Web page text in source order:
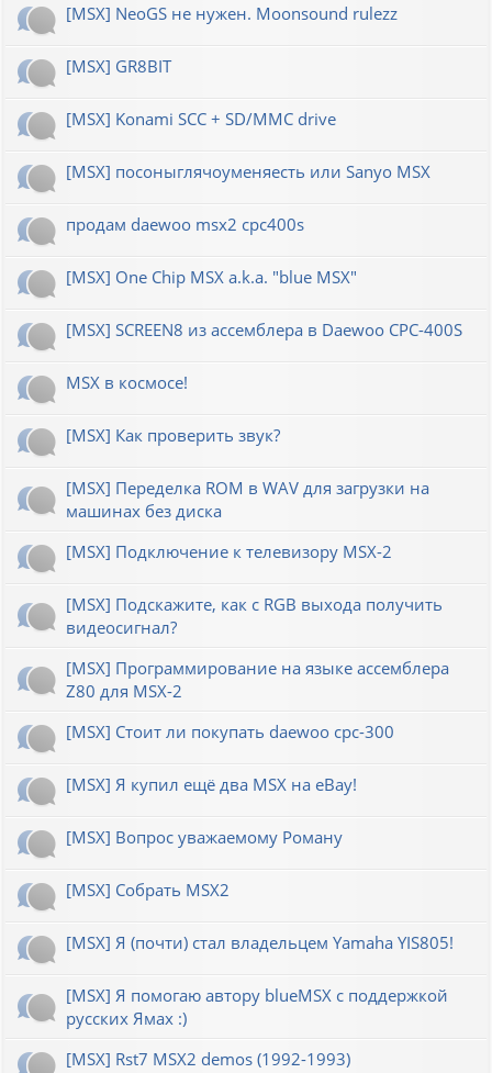
[MSX] NeoGS не нужен. Moonsound rulezz
[MSX] GR8BIT
[MSX] Konami SCC + SD/MMC drive
[MSX] посоныглячоуменяесть или Sanyo MSX
продам daewoo msx2 cpc400s
[MSX] One Chip MSX a.k.a. "blue MSX"
[MSX] SCREEN8 из ассемблера в Daewoo CPC-400S
MSX в космосе!
[MSX] Как проверить звук?
[MSX] Переделка ROM в WAV для загрузки на
машинах без диска
[MSX] Подключение к телевизору MSX-2
[MSX] Подскажите, как с RGB выхода получить
видеосигнал?
[MSX] Программирование на языке ассемблера
Z80 для MSX-2
[MSX] Стоит ли покупать daewoo cpc-300
[MSX] Я купил ещё два MSX на eBay!
[MSX] Вопрос уважаемому Роману
[MSX] Собрать MSX2
[MSX] Я (почти) стал владельцем Yamaha YIS805!
[MSX] Я помогаю автору blueMSX с поддержкой
русских Ямах :)
[MSX] Rst7 MSX2 demos (1992-1993)